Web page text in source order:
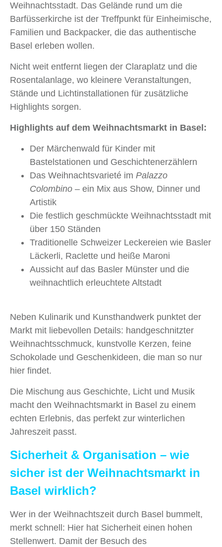
Weihnachtsstadt. Das Gelände rund um die
Barfüsserkirche ist der Treffpunkt für Einheimische,
Familien und Backpacker, die das authentische
Basel erleben wollen.
Nicht weit entfernt liegen der Claraplatz und die
Rosentalanlage, wo kleinere Veranstaltungen,
Stände und Lichtinstallationen für zusätzliche
Highlights sorgen.
Highlights auf dem Weihnachtsmarkt in Basel:
Der Märchenwald für Kinder mit
Bastelstationen und Geschichtenerzählern
Das Weihnachtsvarieté im Palazzo
Colombino – ein Mix aus Show, Dinner und
Artistik
Die festlich geschmückte Weihnachtsstadt mit
über 150 Ständen
Traditionelle Schweizer Leckereien wie Basler
Läckerli, Raclette und heiße Maroni
Aussicht auf das Basler Münster und die
weihnachtlich erleuchtete Altstadt
Neben Kulinarik und Kunsthandwerk punktet der
Markt mit liebevollen Details: handgeschnitzter
Weihnachtsschmuck, kunstvolle Kerzen, feine
Schokolade und Geschenkideen, die man so nur
hier findet.
Die Mischung aus Geschichte, Licht und Musik
macht den Weihnachtsmarkt in Basel zu einem
echten Erlebnis, das perfekt zur winterlichen
Jahreszeit passt.
Sicherheit & Organisation – wie
sicher ist der Weihnachtsmarkt in
Basel wirklich?
Wer in der Weihnachtszeit durch Basel bummelt,
merkt schnell: Hier hat Sicherheit einen hohen
Stellenwert. Damit der Besuch des